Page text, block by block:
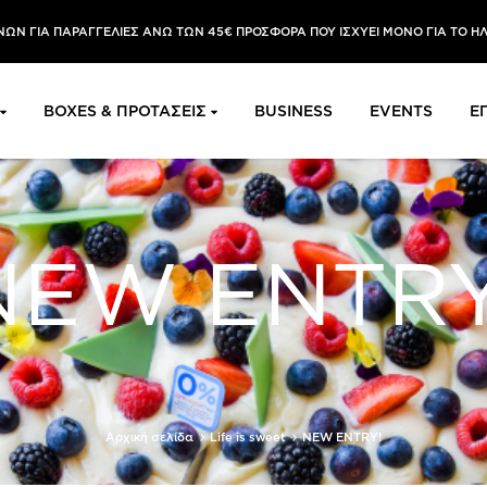
ΓΙΑ ΠΑΡΑΓΓΕΛΙΕΣ ΑΝΩ ΤΩΝ 45€ ΠΡΟΣΦΟΡΑ ΠΟΥ ΙΣΧΥΕΙ ΜΟΝΟ ΓΙΑ ΤΟ
BOXES & ΠΡΟΤΑΣΕΙΣ BUSINESS EVENTS
Αρχική σελίδα Life is sweet NEW ENTRY!